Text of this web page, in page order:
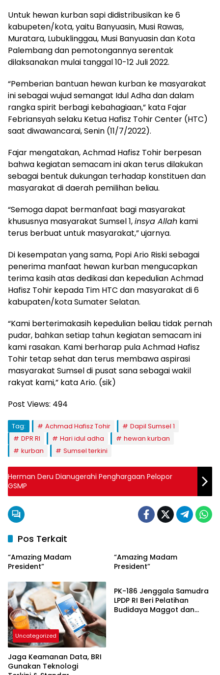
Untuk hewan kurban sapi didistribusikan ke 6
kabupeten/kota, yaitu Banyuasin, Musi Rawas,
Muratara, Lubuklinggau, Musi Banyuasin dan Kota
Palembang dan pemotongannya serentak
dilaksanakan mulai tanggal 10-12 Juli 2022.
“Pemberian bantuan hewan kurban ke masyarakat
ini sebagai wujud semangat Idul Adha dan dalam
rangka spirit berbagi kebahagiaan,” kata Fajar
Febriansyah selaku Ketua Hafisz Tohir Center (HTC)
saat diwawancarai, Senin (11/7/2022).
Fajar mengatakan, Achmad Hafisz Tohir berpesan
bahwa kegiatan semacam ini akan terus dilakukan
sebagai bentuk dukungan terhadap konstituen dan
masyarakat di daerah pemilihan beliau.
“Semoga dapat bermanfaat bagi masyarakat
khususnya masyarakat Sumsel 1,insya Allah kami
terus berbuat untuk masyarakat,” ujarnya.
Di kesempatan yang sama, Popi Ario Riski sebagai
penerima manfaat hewan kurban mengucapkan
terima kasih atas dedikasi dan kepedulian Achmad
Hafisz Tohir kepada Tim HTC dan masyarakat di 6
kabupaten/kota Sumater Selatan.
“Kami berterimakasih kepedulian beliau tidak pernah
pudar, bahkan setiap tahun kegiatan semacam ini
kami rasakan. Kami berharap pula Achmad Hafisz
Tohir tetap sehat dan terus membawa aspirasi
masyarakat Sumsel di pusat sana sebagai wakil
rakyat kami,” kata Ario. (sik)
Post Views: 494
Tag: Achmad Hafisz Tohir
Dapil Sumsel 1
DPR RI
Hari idul adha
hewan kurban
kurban
Sumsel terkini
Herman Deru Dianugerahi Penghargaan Pelopor
GSMP
Pos Terkait
“Amazing Madam
President”
“Amazing Madam
President”
Uncategorized
Jaga Keamanan Data, BRI
Gunakan Teknologi
Uncategorized
PK-186 Jenggala Samudra
LPDP RI Beri Pelatihan
Budidaya Maggot dan